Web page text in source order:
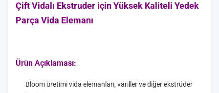
Çift Vidalı Ekstruder için Yüksek Kaliteli Yedek
Parça Vida Elemanı
Ürün Açıklaması:
Bloom üretimi vida elemanları, variller ve diğer ekstrüder